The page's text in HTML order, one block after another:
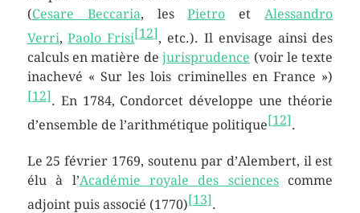
(Cesare Beccaria, lesPietro et Alessandro
Verri,Paolo Frisi[12], etc.). Il envisage ainsi des
calculs en matière dejurisprudence (voir le texte
inachevé « Sur les lois criminelles en France »)
[12]. En 1784, Condorcet développe une théorie
d’ensemble de l’arithmétique politique[12].
Le 25 février 1769, soutenu par d’Alembert, il est
élu à l’Académie royale des sciencescomme
adjoint puis associé (1770)[13].